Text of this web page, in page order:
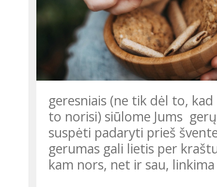
geresniais (ne tik dėl to,
to norisi) siūlome Jums
suspėti padaryti prieš
gerumas gali lietis per
kam nors, net ir sau,